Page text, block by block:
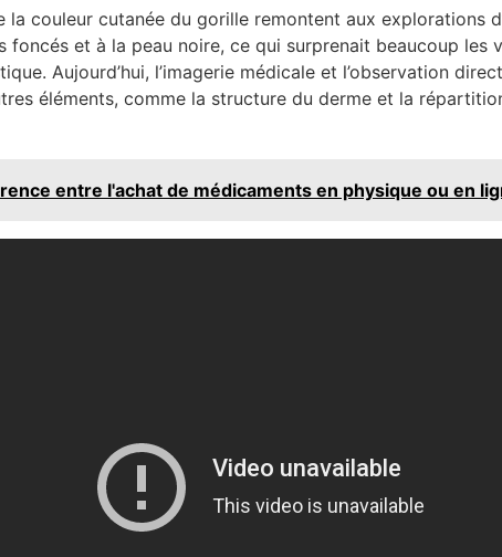
couleur cutanée du gorille remontent aux explorations
foncés et à la peau noire, ce qui surprenait beaucoup les
Aujourd’hui, l’imagerie médicale et l’observation
éléments, comme la structure du derme et la
entre l'achat de médicaments en physique ou en